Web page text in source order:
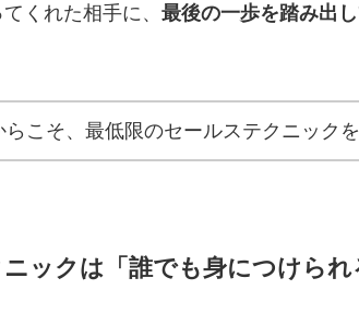
くれた相手に、 最後の一歩を踏み出
らこそ、最低限のセールステクニック
ックは「誰でも身につけられ